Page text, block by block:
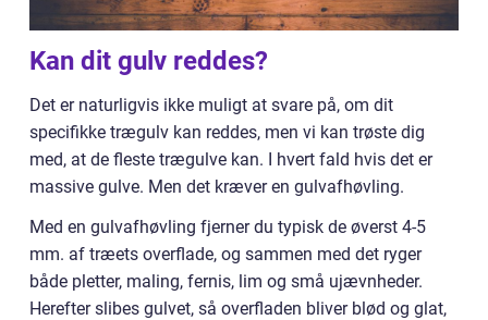
Kan dit gulv reddes?
Det er naturligvis ikke muligt at svare på, om dit
specifikke trægulv kan reddes, men vi kan trøste dig
med, at de fleste trægulve kan. I hvert fald hvis det er
massive gulve. Men det kræver en gulvafhøvling.
Med en gulvafhøvling fjerner du typisk de øverst 4-5
mm. af træets overflade, og sammen med det ryger
både pletter, maling, fernis, lim og små ujævnheder.
Herefter slibes gulvet, så overfladen bliver blød og glat,